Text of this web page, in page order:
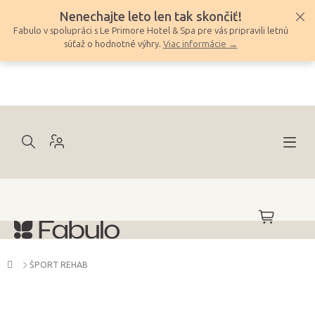
obsah
Nenechajte leto len tak skončiť!
Fabulo v spolupráci s Le Primore Hotel & Spa pre vás pripravili letnú
súťaž o hodnotné výhry. Viac informácie →
NÁKUPNÝ
KOŠÍK
Domov
ŠPORT REHAB